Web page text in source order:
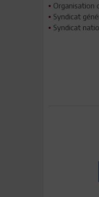
• Organisation
• Syndicat
• Syndicat